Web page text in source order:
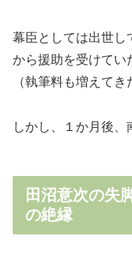
幕臣としては出世し
から援助を受けてい
（執筆料も増えて
しかし、１か月後、
田沼意次の失
の絶縁